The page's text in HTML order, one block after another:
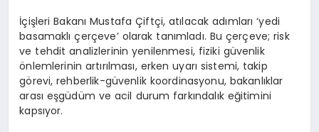
İçişleri Bakanı Mustafa Çiftçi, atılacak adımları ‘yedi
basamaklı çerçeve’ olarak tanımladı. Bu çerçeve; risk
ve tehdit analizlerinin yenilenmesi, fiziki güvenlik
önlemlerinin artırılması, erken uyarı sistemi, takip
görevi, rehberlik-güvenlik koordinasyonu, bakanlıklar
arası eşgüdüm ve acil durum farkındalık eğitimini
kapsıyor.